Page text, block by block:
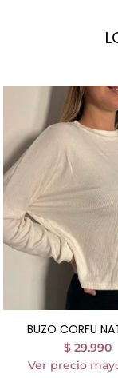
BUZO CORFU
$29.990
Ver precio